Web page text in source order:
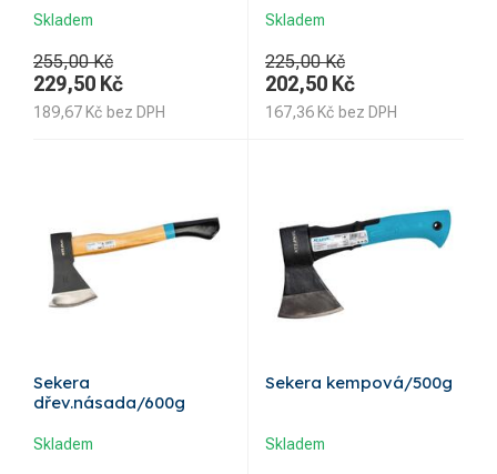
Skladem
255,00 Kč
229,50 Kč
189,67 Kč bez DPH
Skladem
225,00 Kč
202,50 Kč
167,36 Kč bez DPH
Sekera
dřev.násada/600g
Skladem
Sekera kempová/500g
Skladem